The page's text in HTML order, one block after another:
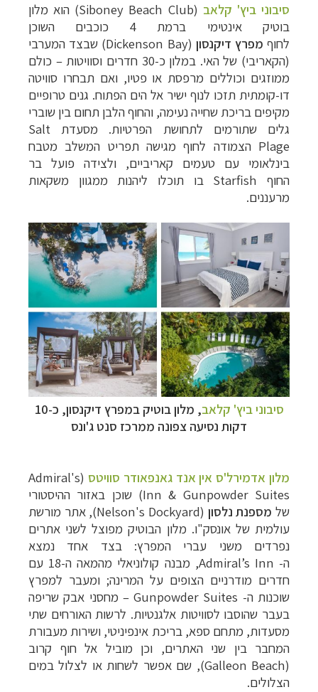
סיבוני ביץ' קלאב (
Siboney Beach Club) הוא מלון
בוטיק אינטימי ברמת 4 כוכבים השוכן
לחוף מפרץ דיקנסון (
Dickenson Bay) שבצד המערבי
(הקאריבי) של האי. במלון כ-30 חדרים וסוויטות – כולם
ממוזגים וכוללים מרפסת או פטיו, ואם תבחרו סוויטה
דו-קומתית תזכו לנוף ישיר אל הים הפתוח. גנים טרופיים
מקיפים בריכת שחייה נעימה, והחוף הלבן תחום בין שוברי
גלים שתורמים לתחושת הפרטיות. מסעדת Salt
Plage הצמודה לחוף מגישה תפריט המשלב מטבח
בינלאומי עם טעמים קאריביים, ולצידה פועל בר
החוף Starfish בו תוכלו ליהנות ממגוון משקאות
מרעננים.
סיבוני ביץ' קלאב
, מלון בוטיק במפרץ דיקנסון, כ-10
דקות נסיעה צפונה ממרכז סנט ג'ונס
מלון אדמירל'ס אין אנד גאנפאודר סוויטס (
Admiral's
Inn & Gunpowder Suites) שוכן באזור ההיסטורי
של מספנת נלסון (
Nelson's Dockyard), אתר מורשת
עולמית של אונסק"ו. מלון הבוטיק מפוצל לשני אתרים
נפרדים משני עברי המפרץ: בצד אחד נמצא
ה- Admiral’s Inn
, מבנה קולוניאלי מהמאה ה-18 עם
חדרים מודרניים הצופים על המרינה; ומעבר למפרץ
שוכנות ה- Gunpowder Suites– מחסני אבק שריפה
בעבר שהוסבו לסוויטות אלגנטיות. לרשות האורחים שתי
מסעדות, מתחם ספא, בריכת אינפיניטי, ושירות מעבורת
המחבר בין שני האתרים, וכן מוביל אל חוף קרוב
(
Galleon Beach), שם אפשר לשחות או לצלול במים
הצלולים.